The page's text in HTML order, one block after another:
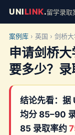
UNILINK.留学录取
案例库 › 英国 › 剑桥
申请剑桥
要多少？录
结论先看：据
均分 85–90
85 录取率约